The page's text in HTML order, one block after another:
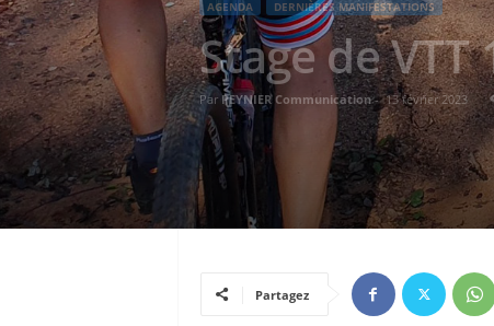
AGENDA DERNIÈRES MANIFESTATIONS
Stage de
Par PEYNIER Communication- 13 février 2023
Partagez